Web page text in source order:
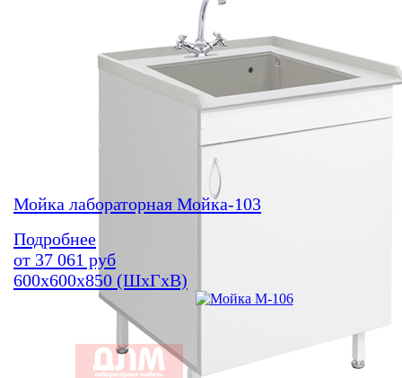
Мойка лабораторная Мойка-103
Подробнее
от 37 061 руб
600х600х850 (ШхГхВ)